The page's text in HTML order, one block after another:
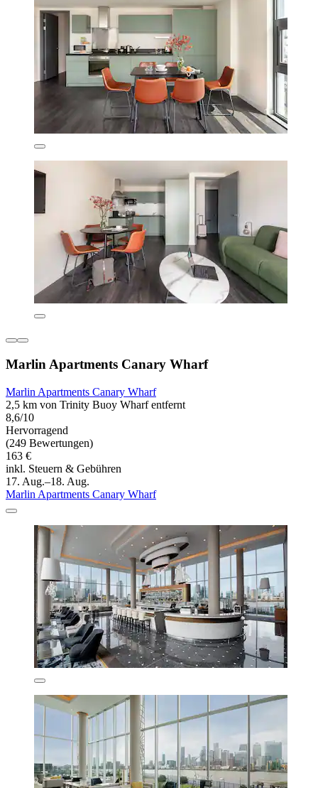
Marlin Apartments Canary Wharf
Marlin Apartments Canary Wharf
2,5 km von Trinity Buoy Wharf entfernt
8,6/10
Hervorragend
(249 Bewertungen)
163 €
inkl. Steuern & Gebühren
17. Aug.–18. Aug.
Marlin Apartments Canary Wharf